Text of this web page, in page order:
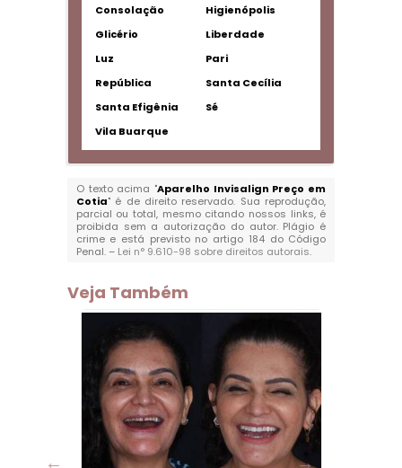
Consolação
Higienópolis
Glicério
Liberdade
Luz
Pari
República
Santa Cecília
Santa Efigênia
Sé
Vila Buarque
O texto acima "Aparelho Invisalign Preço em
Cotia" é de direito reservado. Sua reprodução,
parcial ou total, mesmo citando nossos links, é
proibida sem a autorização do autor. Plágio é
crime e está previsto no artigo 184 do Código
Penal. – Lei n° 9.610-98 sobre direitos autorais.
Veja Também